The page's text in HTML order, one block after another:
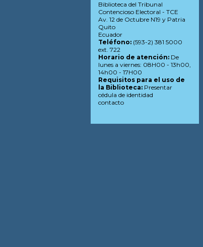
Biblioteca del Tribunal
Contencioso Electoral - TCE
Av. 12 de Octubre N19 y Patria
Quito
Ecuador
Teléfono:(593-2) 381 5000
ext. 722
Horario de atención:De
lunes a viernes: 08H00 - 13h00,
14h00 - 17H00
Requisitos para el uso de
la Biblioteca:Presentar
cédula de identidad
contacto